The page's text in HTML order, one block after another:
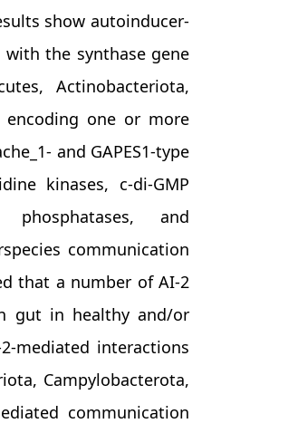
show autoinducer-
the synthase gene
Actinobacteriota,
encoding one or more
and GAPES1-type
kinases, c-di-GMP
phosphatases, and
communication
that a number of AI-2
gut in healthy and/or
mediated interactions
Campylobacterota,
communication